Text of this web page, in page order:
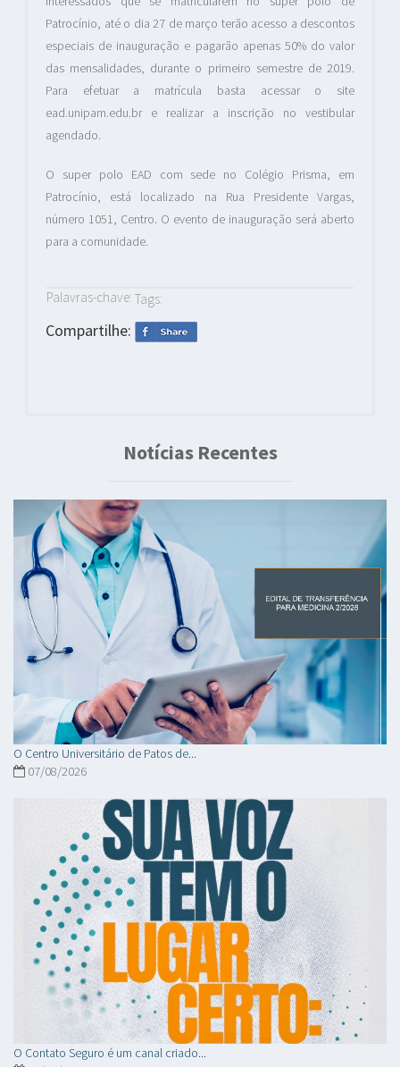
Patrocínio, até o dia 27 de março terão acesso a descontos
especiais de inauguração e pagarão apenas 50% do valor
das mensalidades, durante o primeiro semestre de 2019.
Para efetuar a matrícula basta acessar o site
ead.unipam.edu.br e realizar a inscrição no vestibular
agendado.
O super polo EAD com sede no Colégio Prisma, em
Patrocínio, está localizado na Rua Presidente Vargas,
número 1051, Centro. O evento de inauguração será aberto
para a comunidade.
Palavras-chave: Tags:
Compartilhe:
Notícias Recentes
O Centro Universitário de Patos de...
07/08/2026
O Contato Seguro é um canal criado...